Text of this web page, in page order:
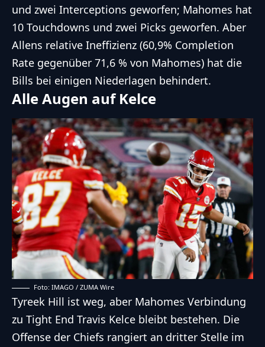
und zwei Interceptions geworfen; Mahomes hat
10 Touchdowns und zwei Picks geworfen. Aber
Allens relative Ineffizienz (60,9% Completion
Rate gegenüber 71,6 % von Mahomes) hat die
Bills bei einigen Niederlagen behindert.
Alle Augen auf Kelce
Foto: IMAGO / ZUMA Wire
Tyreek Hill ist weg, aber Mahomes Verbindung
zu Tight End Travis Kelce bleibt bestehen. Die
Offense der Chiefs rangiert an dritter Stelle im